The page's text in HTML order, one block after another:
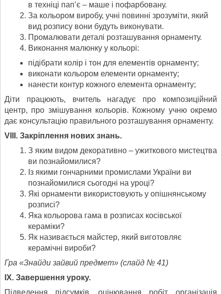
в техніці пап’є – маше і пофарбовану.
За кольором виробу, учні повинні зрозуміти, який
вид розпису вони будуть виконувати.
Промалювати деталі розташування орнаменту.
Виконання малюнку у кольорі:
підібрати колір і тон для елементів орнаменту;
виконати кольором елементи орнаменту;
нанести контур кожного елемента орнаменту;
Діти працюють, вчитель нагадує про композиційний
центр, про змішування кольорів. Кожному учню окремо
дає консультацію правильного розташування орнаменту.
VIII. Закріплення нових знань.
З яким видом декоративно – ужиткового мистецтва
ви познайомилися?
Із якими гончарними промислами України ви
познайомилися сьогодні на уроці?
Які орнаменти використовують у опішнянському
розписі?
Яка кольорова гама в розписах косівської
кераміки?
Як називається майстер, який виготовляє
керамічні вироби?
Гра «Знайди зайвий предмет» (слайд № 41)
X. Завершення уроку.
Підведення підсумків, оцінювання робіт, організація